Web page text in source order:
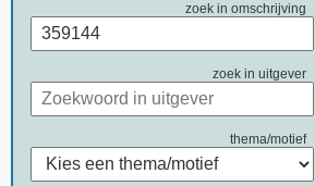
zoek in omschrijving
zoek in uitgever
thema/motief